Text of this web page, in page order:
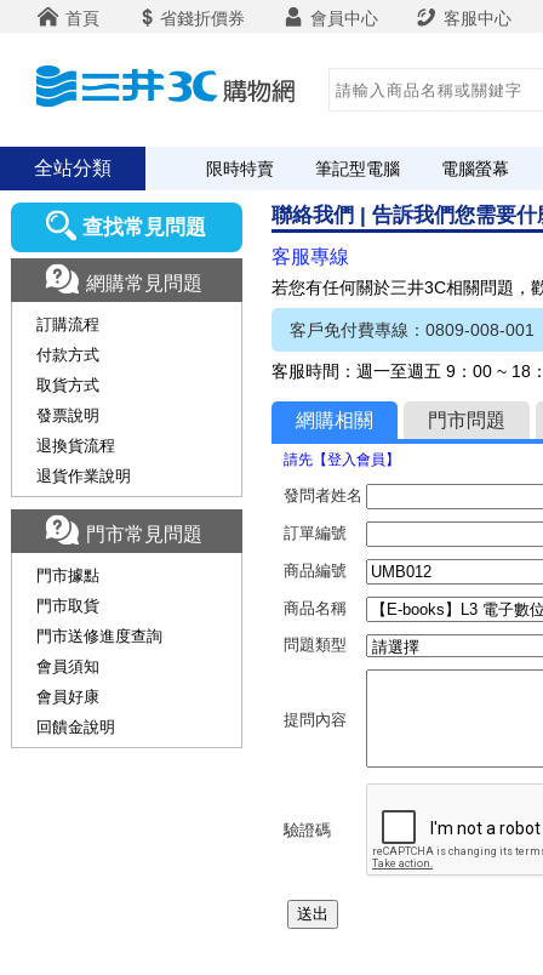
首頁 省錢折價券 會員中心 客服中心
全站分類 限時特賣 筆記型電腦 電腦螢幕
聯絡我們 | 告訴我們您需要什
客服專線
若您有任何關於三井3C相關問題，
客戶免付費專線：0809-008-001
客服時間：週一至週五 9：00 ~ 18
網購相關 門市問題
請先【登入會員】
發問者姓名
訂單編號
商品編號
商品名稱
問題類型
提問內容
驗證碼
查找常見問題
網購常見問題
訂購流程
付款方式
取貨方式
發票說明
退換貨流程
退貨作業說明
門市常見問題
門市據點
門市取貨
門市送修進度查詢
會員須知
會員好康
回饋金說明